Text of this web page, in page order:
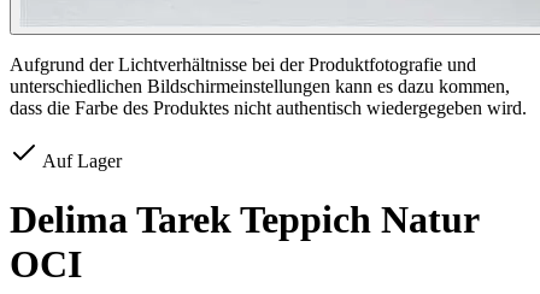
Aufgrund der Lichtverhältnisse bei der Produktfotografie und
unterschiedlichen Bildschirmeinstellungen kann es dazu kommen,
dass die Farbe des Produktes nicht authentisch wiedergegeben wird.
Auf Lager
Delima Tarek Teppich Natur
OCI